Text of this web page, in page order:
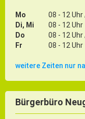
Mo
08 - 12
Di, Mi
08 - 12 Uhr
Do
08 - 12
Fr
08 - 12 Uhr
weitere Zeiten nur
Bürgerbüro